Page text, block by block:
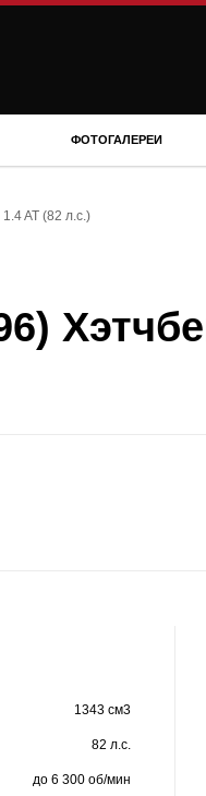
ФОТОГАЛЕРЕИ
1.4 AT (82 л.с.)
1343 см3
82 л.с.
до 6 300 об/мин